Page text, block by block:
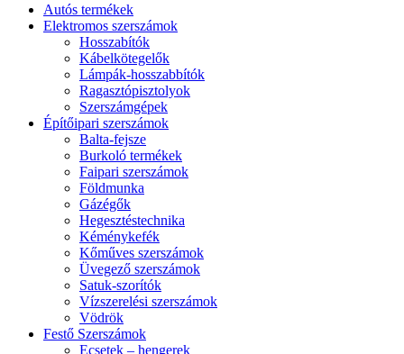
Autós termékek
Elektromos szerszámok
Hosszabítók
Kábelkötegelők
Lámpák-hosszabbítók
Ragasztópisztolyok
Szerszámgépek
Építőipari szerszámok
Balta-fejsze
Burkoló termékek
Faipari szerszámok
Földmunka
Gázégők
Hegesztéstechnika
Kéménykefék
Kőműves szerszámok
Üvegező szerszámok
Satuk-szorítók
Vízszerelési szerszámok
Vödrök
Festő Szerszámok
Ecsetek – hengerek